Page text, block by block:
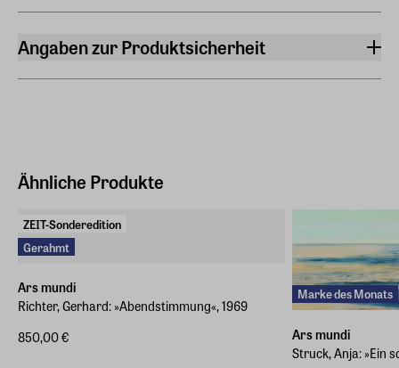
Angaben zur Produktsicherheit
Deutschland (EU)
info@arsmundi.de
Ähnliche Produkte
ZEIT-Sonderedition
Gerahmt
Ars mundi
Richter, Gerhard: »Abendstimmung«, 1969
850,00 €
Marke des Monats
Ars mundi
Struck, Anja: »Ein